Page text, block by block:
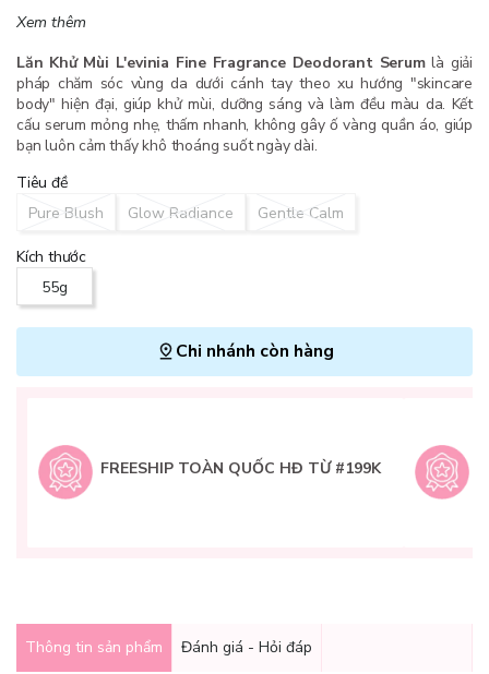
Xem thêm
Lăn Khử Mùi L'evinia Fine Fragrance Deodorant Serumlà giải
pháp chăm sóc vùng da dưới cánh tay theo xu hướng "skincare
body" hiện đại, giúp khử mùi, dưỡng sáng và làm đều màu da. Kết
cấu serum mỏng nhẹ, thấm nhanh, không gây ố vàng quần áo, giúp
bạn luôn cảm thấy khô thoáng suốt ngày dài.
Tiêu đề
Pure Blush
Glow Radiance Gentle Calm
Kích thước
55g
Chi nhánh còn hàng
FREESHIP TOÀN QUỐC HĐ TỪ #199K
Thông tin sản phẩm Đánh giá - Hỏi đáp